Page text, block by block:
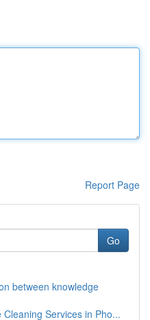
Report Page
Go
between knowledge
Services in Pho...